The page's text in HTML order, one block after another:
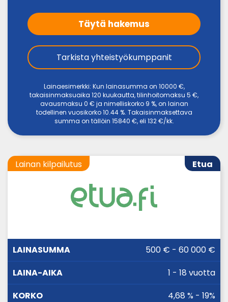
Täytä hakemus
Tarkista yhteistyökumppanit
Lainaesimerkki: Kun lainasumma on 10000 €,
takaisinmaksuaika 120 kuukautta, tilinhoitomaksu 5 €,
avausmaksu 0 € ja nimelliskorko 9 %, on lainan
todellinen vuosikorko 10.44 %. Takaisinmaksettava
summa on tällöin 15840 €, eli 132 €/kk.
Etua
Lainan kilpailutus
LAINASUMMA KORKO500 € - 60 000 €
1 - 18 vuotta
4,68 % - 19%